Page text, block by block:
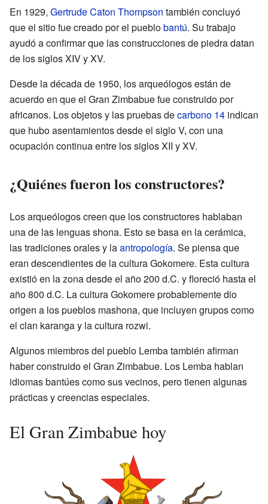
En 1929, Gertrude Caton Thompson también concluyó
que el sitio fue creado por el pueblobantú. Su trabajo
ayudó a confirmar que las construcciones de piedra datan
de los siglos XIV y XV.
Desde la década de 1950, los arqueólogos están de
acuerdo en que el Gran Zimbabue fue construido por
africanos. Los objetos y las pruebas decarbono 14 indican
que hubo asentamientos desde el siglo V, con una
ocupación continua entre los siglos XII y XV.
¿Quiénes fueron los constructores?
Los arqueólogos creen que los constructores hablaban
una de las lenguas shona. Esto se basa en la cerámica,
las tradiciones orales y laantropología. Se piensa que
eran descendientes de la cultura Gokomere. Esta cultura
existió en la zona desde el año 200 d.C. y floreció hasta el
año 800 d.C. La cultura Gokomere probablemente dio
origen a los pueblos mashona, que incluyen grupos como
el clan karanga y la cultura rozwi.
Algunos miembros del pueblo Lemba también afirman
haber construido el Gran Zimbabue. Los Lemba hablan
idiomas bantúes como sus vecinos, pero tienen algunas
prácticas y creencias especiales.
El Gran Zimbabue hoy